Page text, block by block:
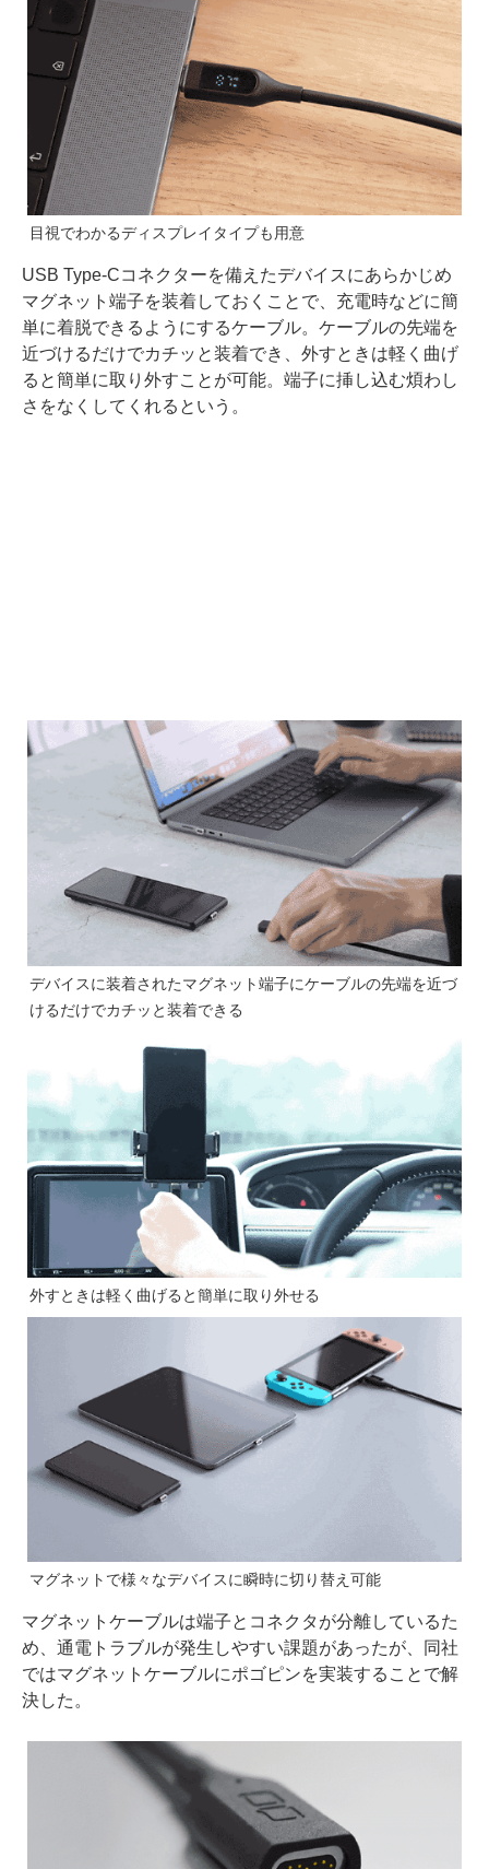
目視でわかるディスプレイタイプも用意
USB Type-Cコネクターを備えたデバイスにあらかじめ
マグネット端子を装着しておくことで、充電時などに簡
単に着脱できるようにするケーブル。ケーブルの先端を
近づけるだけでカチッと装着でき、外すときは軽く曲げ
ると簡単に取り外すことが可能。端子に挿し込む煩わし
さをなくしてくれるという。
デバイスに装着されたマグネット端子にケーブルの先端を近づ
けるだけでカチッと装着できる
外すときは軽く曲げると簡単に取り外せる
マグネットで様々なデバイスに瞬時に切り替え可能
マグネットケーブルは端子とコネクタが分離しているた
め、通電トラブルが発生しやすい課題があったが、同社
ではマグネットケーブルにポゴピンを実装することで解
決した。